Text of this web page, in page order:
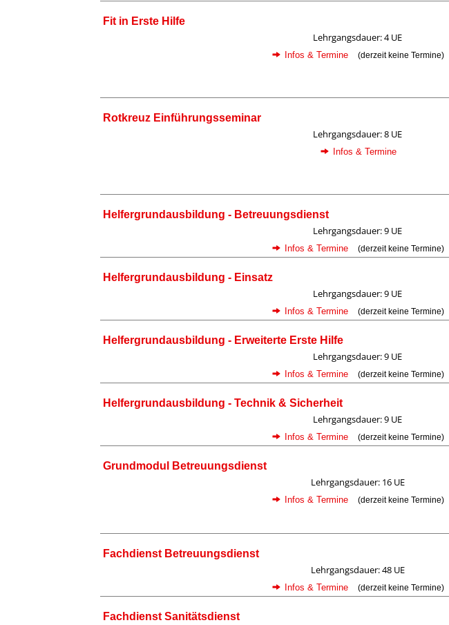
Fit in Erste Hilfe
Lehrgangsdauer: 4 UE
Infos & Termine (derzeit keine Termine)
Rotkreuz Einführungsseminar
Lehrgangsdauer: 8 UE
Infos & Termine
Helfergrundausbildung - Betreuungsdienst
Lehrgangsdauer: 9 UE
Infos & Termine (derzeit keine Termine)
Helfergrundausbildung - Einsatz
Lehrgangsdauer: 9 UE
Infos & Termine (derzeit keine Termine)
Helfergrundausbildung - Erweiterte Erste Hilfe
Lehrgangsdauer: 9 UE
Infos & Termine (derzeit keine Termine)
Helfergrundausbildung - Technik & Sicherheit
Lehrgangsdauer: 9 UE
Infos & Termine (derzeit keine Termine)
Grundmodul Betreuungsdienst
Lehrgangsdauer: 16 UE
Infos & Termine (derzeit keine Termine)
Fachdienst Betreuungsdienst
Lehrgangsdauer: 48 UE
Infos & Termine (derzeit keine Termine)
Fachdienst Sanitätsdienst